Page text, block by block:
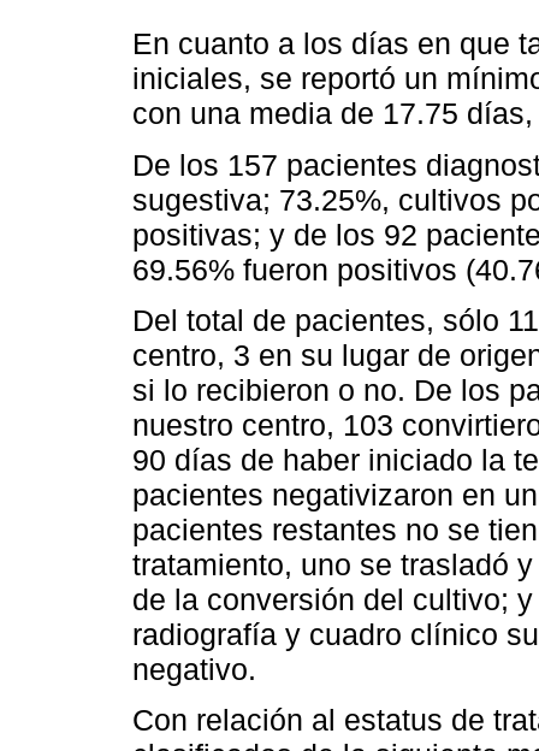
En cuanto a los días en que
iniciales, se reportó un
con una media de 17.75
De los 157 pacientes
sugestiva; 73.25%, cultivos
positivas; y de los 92
69.56% fueron positivos
Del total de pacientes, sólo
centro, 3 en su lugar de
si lo recibieron o no. De los
nuestro centro, 103
90 días de haber iniciado la
pacientes negativizaron en
pacientes restantes no se
tratamiento, uno se trasladó
de la conversión del cultivo;
radiografía y cuadro clínico
negativo.
Con relación al estatus de